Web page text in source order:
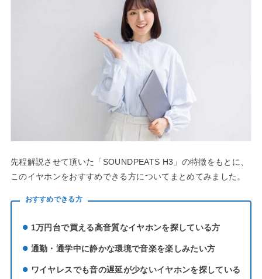
先程解説させて頂いた「SOUNDPEATS H3」の特徴をもとに、
このイヤホンをおすすめできる方についてまとめてみました。
おすすめできる方
1万円台で買える高音質なイヤホンを探している方
通勤・通学中に静かな環境で音楽を楽しみたい方
ワイヤレスでも音の遅延が少ないイヤホンを探している